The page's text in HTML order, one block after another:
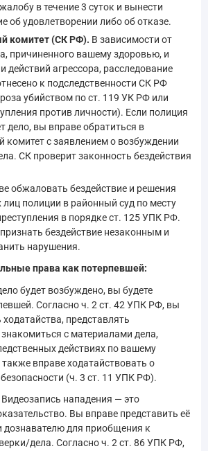
в течение 3 суток и вынести
об удовлетворении либо об отказе.
комитет (СК РФ). В зависимости от
причиненного вашему здоровью, и
действий агрессора, расследование
к подследственности СК РФ
убийством по ст. 119 УК РФ или
против личности). Если полиция
дело, вы вправе обратиться в
комитет с заявлением о возбуждении
СК проверит законность бездействия
обжаловать бездействие и решения
полиции в районный суд по месту
в порядке ст. 125 УПК РФ.
бездействие незаконным и
нарушения.
права как потерпевшей:
будет возбуждено, вы будете
Согласно ч. 2 ст. 42 УПК РФ, вы
представлять
знакомиться с материалами дела,
действиях по вашему
вправе ходатайствовать о
(ч. 3 ст. 11 УПК РФ).
Видеозапись нападения — это
Вы вправе представить её
дознавателю для приобщения к
дела. Согласно ч. 2 ст. 86 УПК РФ,